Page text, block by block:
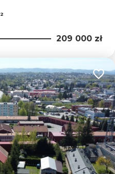
2
209 000 zł